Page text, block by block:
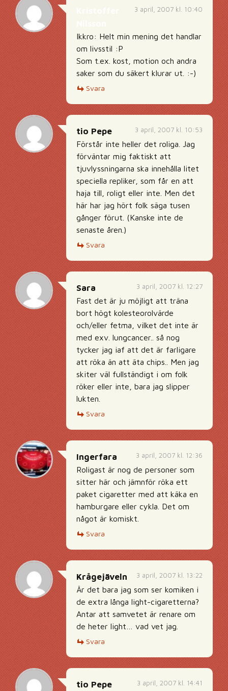
3 april, 2007 kl. 10:40
Ikkro: Helt min mening det handlar
om livsstil :P
Som t.ex. kost, motion och andra
saker som du säkert klurar ut. :-)
Svara
3 april, 2007 kl. 10:53
tio Pepe
Förstår inte heller det roliga. Jag
förväntar mig faktiskt att
tjuvlyssningarna ska innehålla litet
speciella repliker, som får en att
haja till, roligt eller inte. Men det
här har jag hört folk säga tusen
gånger förut. (Kanske inte de
senaste åren.)
Svara
3 april, 2007 kl. 12:27
Sara
Fast det är ju möjligt att träna
bort högt kolesteorolvärde
och/eller fetma, vilket det inte är
med exv. lungcancer.. så nog
tycker jag iaf att det är farligare
att röka än att äta chips.. Men jag
skiter väl fullständigt i om folk
röker eller inte, bara jag slipper
lukten.
Svara
3 april, 2007 kl. 12:36
Ingerfara
Roligast är nog de personer som
sitter här och jämnför röka ett
paket cigaretter med att käka en
hamburgare eller cykla. Det om
något är komiskt.
Svara
3 april, 2007 kl. 13:22
Krågejäveln
Är det bara jag som ser komiken i
de extra långa light-cigaretterna?
Antar att samvetet är renare om
de heter light… vad vet jag.
Svara
3 april, 2007 kl. 14:41
tio Pepe